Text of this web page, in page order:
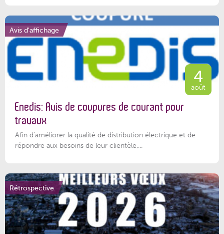
Avis d'affichage
4
août
Enedis: Avis de coupures de courant pour
travaux
Afin d’améliorer la qualité de distribution électrique et de
répondre aux besoins de leur clientèle,...
Rétrospective